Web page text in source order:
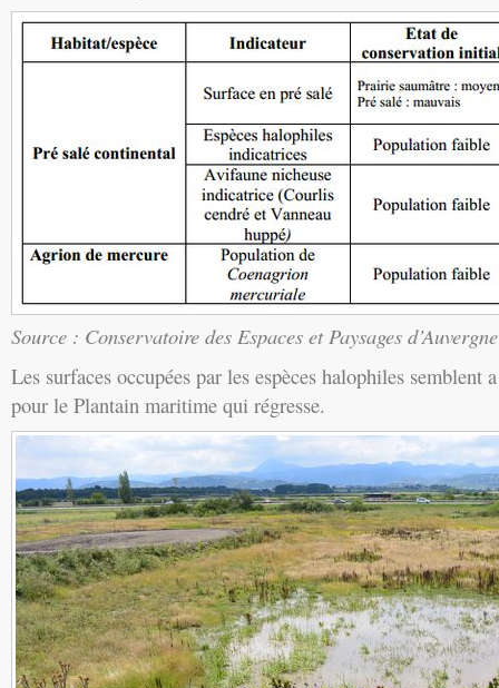
Source : Conservatoire des Espaces et Paysages
Les surfaces occupées par les espèces halophiles semblent
pour le Plantain maritime qui régresse.